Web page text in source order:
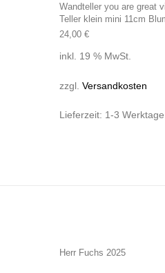
Wandteller you are great
Teller klein mini 11cm
24,00 €
inkl. 19 % MwSt.
zzgl. Versandkosten
Lieferzeit: 1-3
Herr Fuchs 2025